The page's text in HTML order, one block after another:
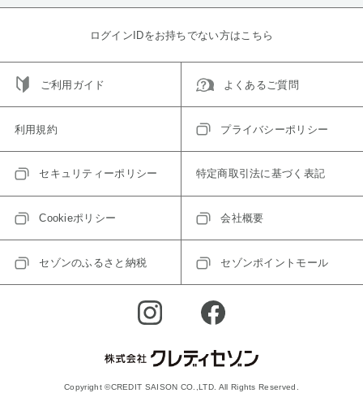
ログインIDをお持ちでない方はこちら
ご利用ガイド よくあるご質問
利用規約 プライバシーポリシー
セキュリティーポリシー 特定商取引法に基づく表記
Cookieポリシー 会社概要
セゾンのふるさと納税 セゾンポイントモール
Copyright ©CREDIT SAISON CO.,LTD. All Rights Reserved.